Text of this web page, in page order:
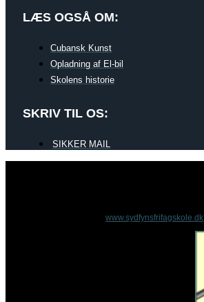
LÆS OGSÅ OM:
Cubansk Kunst
Opladning af El-bil
Skolens historie
SKRIV TIL OS:
SIKKER MAIL
www.sydfynsfrifagskole.dk